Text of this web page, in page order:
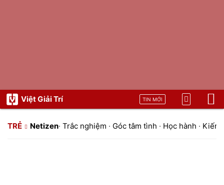
Việt Giải Trí TIN MỚI
TRẺ Netizen· Trắc nghiệm · Góc tâm tình · Học hành · Kiến